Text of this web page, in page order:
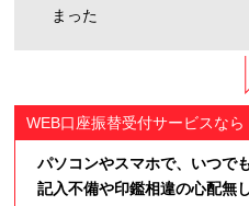
まった
パソコンやスマホで、いつで
記入不備や印鑑相違の心配無